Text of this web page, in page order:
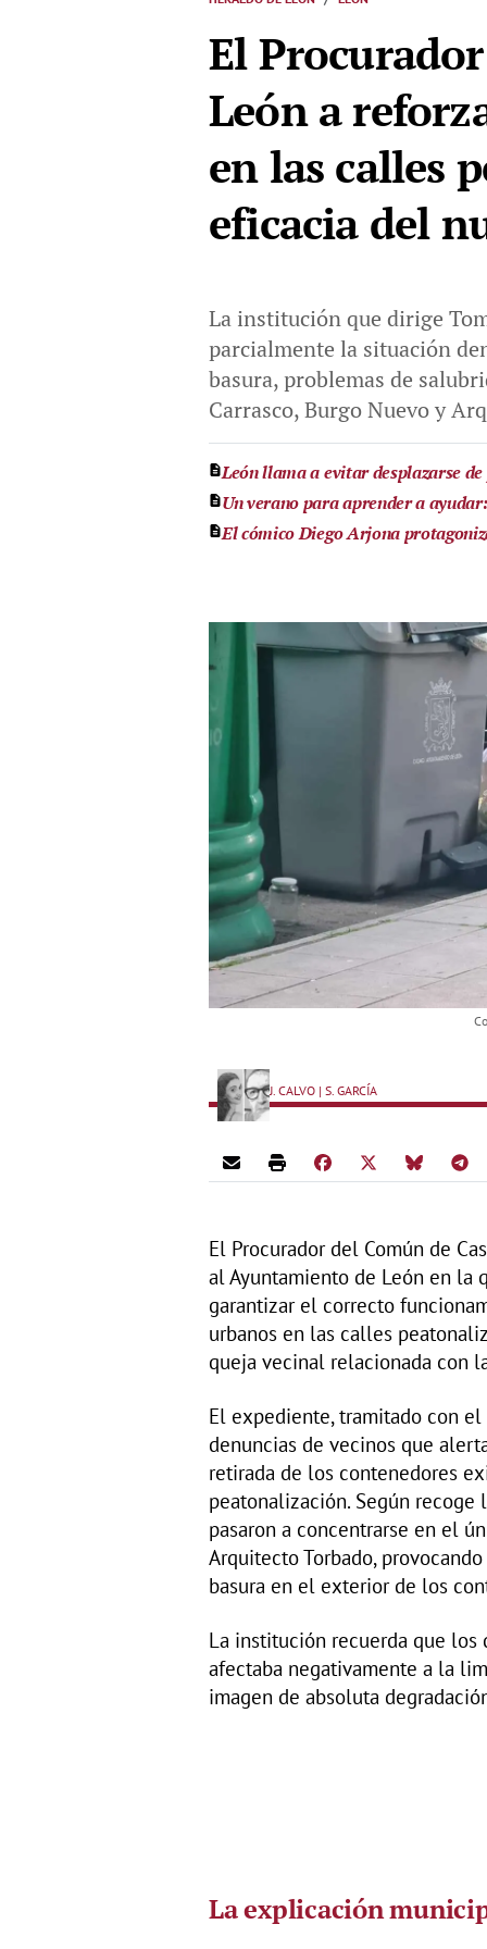
El
León a
en las calles
eficacia del
La institución que dirige
parcialmente la situación
basura, problemas de
Carrasco, Burgo Nuevo y
León llama a evitar desplazarse
Un verano para aprender a
El cómico Diego Arjona
J. CALVO | S. GARCÍA
El Procurador del Común de
al Ayuntamiento de León en la
garantizar el correcto
urbanos en las calles
queja vecinal relacionada con
El expediente, tramitado con
denuncias de vecinos que
retirada de los contenedores
peatonalización. Según
pasaron a concentrarse en el
Arquitecto Torbado,
basura en el exterior de los
La institución recuerda que los
afectaba negativamente a la
imagen de absoluta
La explicación